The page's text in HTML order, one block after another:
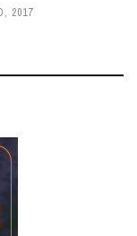
2017